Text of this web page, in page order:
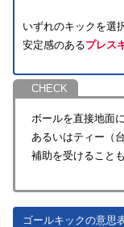
いずれのキックを選
安定感のあるプレス
ボールを直接地面
あるいはティー（
補助を受けること
ゴールキックの意思